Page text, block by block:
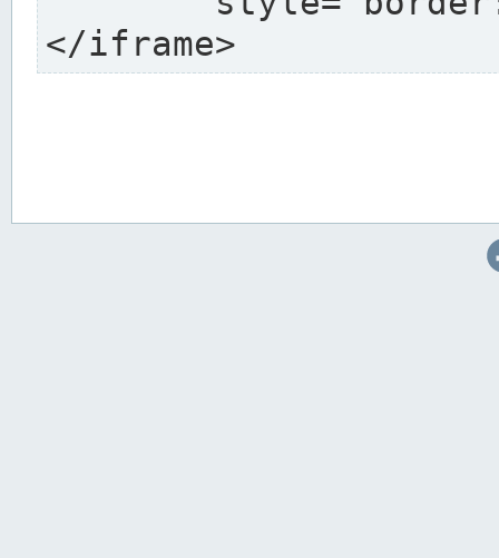
</iframe>